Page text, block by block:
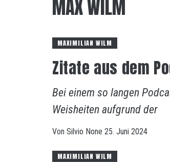
MAX WILM
MAXIMILIAN WILM
Zitate aus dem
Bei einem so langen
Weisheiten aufgrund der
Von Silvio None 25. Juni 2024
MAXIMILIAN WILM